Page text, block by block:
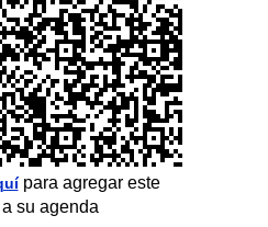
para agregar este
su agenda